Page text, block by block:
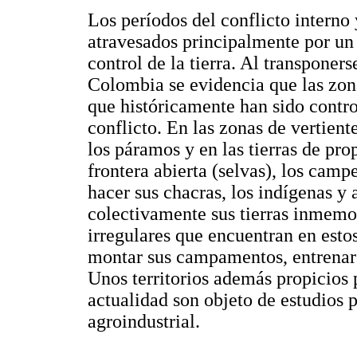
Los períodos del conflicto interno
atravesados principalmente por
control de la tierra. Al
Colombia se evidencia que las
que históricamente han sido
conflicto. En las zonas de
los páramos y en las tierras de
frontera abierta (selvas), los
hacer sus chacras, los indígenas
colectivamente sus tierras
irregulares que encuentran en
montar sus campamentos,
Unos territorios además
actualidad son objeto de estudios
agroindustrial.